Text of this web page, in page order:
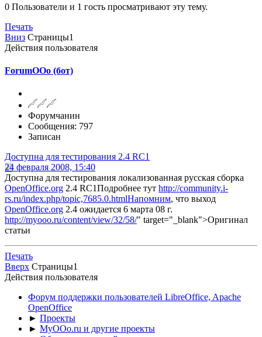
0 Пользователи и 1 гость просматривают эту тему.
Печать
Вниз Страницы1
Действия пользователя
ForumOOo (бот)
Форумчанин
Сообщения: 797
Записан
Доступна для тестирования 2.4 RC1
24 февраля 2008, 15:40
Доступна для тестирования локализованная русская сборка
OpenOffice.org 2.4 RC1Подробнее тут http://community.i-
rs.ru/index.php/topic,7685.0.htmlНапомним, что выход
OpenOffice.org 2.4 ожидается 6 марта 08 г.
http://myooo.ru/content/view/32/58/" target="_blank">Оригинал
статьи
Печать
Вверх Страницы1
Действия пользователя
Форум поддержки пользователей LibreOffice, Apache
OpenOffice
► Проекты
► MyOOo.ru и другие проекты